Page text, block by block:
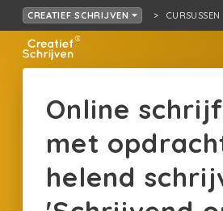
CREATIEF SCHRIJVEN CURSUSSEN
Online
met
helend